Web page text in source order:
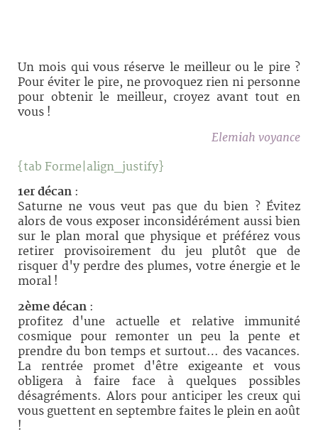
Un mois qui vous réserve le meilleur ou le pire ?
Pour éviter le pire, ne provoquez rien ni personne
pour obtenir le meilleur, croyez avant tout en
vous !
Elemiah voyance
{tab Forme|align_justify}
1er décan :
Saturne ne vous veut pas que du bien ? Évitez
alors de vous exposer inconsidérément aussi bien
sur le plan moral que physique et préférez vous
retirer provisoirement du jeu plutôt que de
risquer d'y perdre des plumes, votre énergie et le
moral !
2ème décan :
profitez d'une actuelle et relative immunité
cosmique pour remonter un peu la pente et
prendre du bon temps et surtout… des vacances.
La rentrée promet d'être exigeante et vous
obligera à faire face à quelques possibles
désagréments. Alors pour anticiper les creux qui
vous guettent en septembre faites le plein en août
!